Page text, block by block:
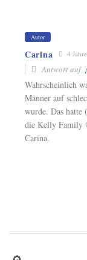
Autor
Carina 4
Antwort auf
Wahrscheinlich
Männer auf
wurde. Das
die Kelly Family
Carina.